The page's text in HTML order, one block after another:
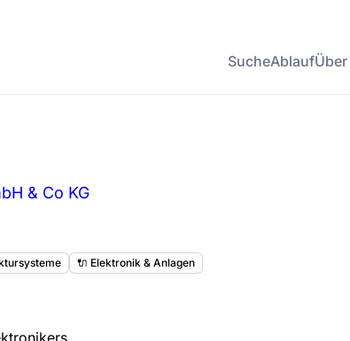
SucheAblauf
& Co KG
🔌 Elektronik & Anlagen